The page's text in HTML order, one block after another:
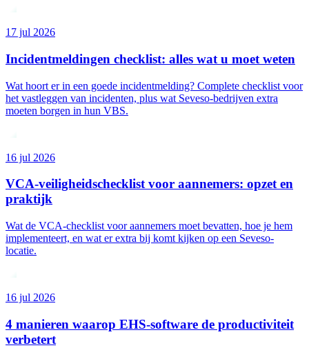
17 jul 2026
Incidentmeldingen checklist: alles wat u moet weten
Wat hoort er in een goede incidentmelding? Complete checklist voor
het vastleggen van incidenten, plus wat Seveso-bedrijven extra
moeten borgen in hun VBS.
16 jul 2026
VCA-veiligheidschecklist voor aannemers: opzet en
praktijk
Wat de VCA-checklist voor aannemers moet bevatten, hoe je hem
implementeert, en wat er extra bij komt kijken op een Seveso-
locatie.
16 jul 2026
4 manieren waarop EHS-software de productiviteit
verbetert